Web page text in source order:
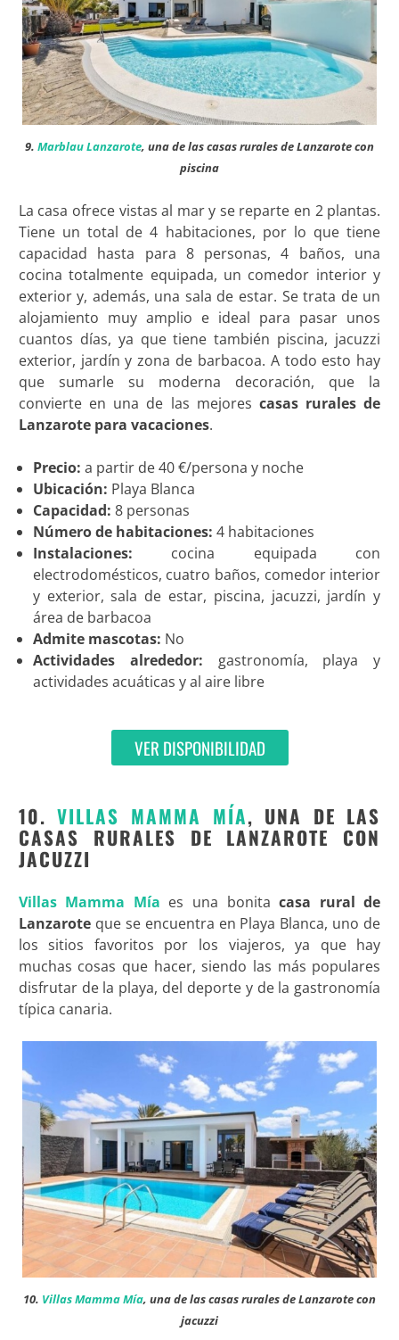
9. Marblau Lanzarote, una de las casas rurales de Lanzarote con
piscina
La casa ofrece vistas al mar y se reparte en 2 plantas.
Tiene un total de 4 habitaciones, por lo que tiene
capacidad hasta para 8 personas, 4 baños, una
cocina totalmente equipada, un comedor interior y
exterior y, además, una sala de estar. Se trata de un
alojamiento muy amplio e ideal para pasar unos
cuantos días, ya que tiene también piscina, jacuzzi
exterior, jardín y zona de barbacoa. A todo esto hay
que sumarle su moderna decoración, que la
convierte en una de las mejores casas rurales de
Lanzarote para vacaciones.
Precio: a partir de 40 €/persona y noche
Ubicación: Playa Blanca
Capacidad: 8 personas
Número de habitaciones: 4 habitaciones
Instalaciones: cocina equipada con
electrodomésticos, cuatro baños, comedor interior
y exterior, sala de estar, piscina, jacuzzi, jardín y
área de barbacoa
Admite mascotas: No
Actividades alrededor: gastronomía, playa y
actividades acuáticas y al aire libre
VER DISPONIBILIDAD
10.VILLAS MAMMA MÍA, UNA DE LAS
CASAS RURALES DE LANZAROTE CON
JACUZZI
Villas Mamma Mía es una bonitacasa rural de
Lanzaroteque se encuentra en Playa Blanca, uno de
los sitios favoritos por los viajeros, ya que hay
muchas cosas que hacer, siendo las más populares
disfrutar de la playa, del deporte y de la gastronomía
típica canaria.
10. Villas Mamma Mía, una de las casas rurales de Lanzarote con
jacuzzi